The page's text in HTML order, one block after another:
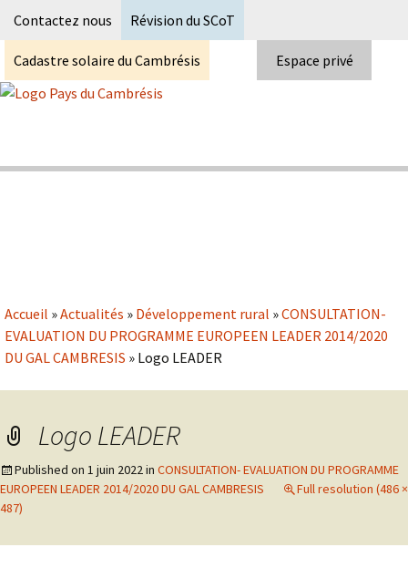
Contactez nous Révision du SCoT
Cadastre solaire du Cambrésis Espace privé
Accueil »Actualités » Développement rural »CONSULTATION-
EVALUATION DU PROGRAMME EUROPEEN LEADER 2014/2020
DU GAL CAMBRESIS » Logo LEADER
Logo LEADER
Published on 1 juin 2022in CONSULTATION- EVALUATION DU PROGRAMME
EUROPEEN LEADER 2014/2020 DU GAL CAMBRESIS
Full resolution (486 ×
487)